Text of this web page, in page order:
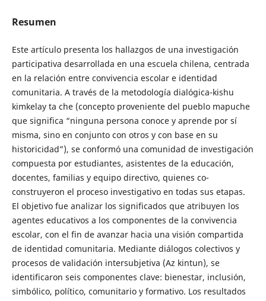
Resumen
Este artículo presenta los hallazgos de una investigación
participativa desarrollada en una escuela chilena, centrada
en la relación entre convivencia escolar e identidad
comunitaria. A través de la metodología dialógica-kishu
kimkelay ta che (concepto proveniente del pueblo mapuche
que significa “ninguna persona conoce y aprende por sí
misma, sino en conjunto con otros y con base en su
historicidad”), se conformó una comunidad de investigación
compuesta por estudiantes, asistentes de la educación,
docentes, familias y equipo directivo, quienes co-
construyeron el proceso investigativo en todas sus etapas.
El objetivo fue analizar los significados que atribuyen los
agentes educativos a los componentes de la convivencia
escolar, con el fin de avanzar hacia una visión compartida
de identidad comunitaria. Mediante diálogos colectivos y
procesos de validación intersubjetiva (Az kintun), se
identificaron seis componentes clave: bienestar, inclusión,
simbólico, político, comunitario y formativo. Los resultados